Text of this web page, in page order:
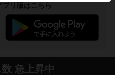
プリ版はこちら
急上昇中